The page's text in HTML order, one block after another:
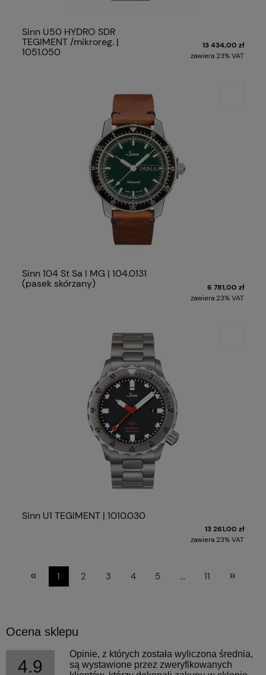
Sinn U50 HYDRO SDR
TEGIMENT /mikroreg. |
1051.050
13 434,00 zł
zawiera 23% VAT
Sinn 104 St Sa I MG | 104.0131
(pasek skórzany)
6 781,00 zł
zawiera 23% VAT
Sinn U1 TEGIMENT | 1010.030
13 261,00 zł
zawiera 23% VAT
« 1 2 3 4 5 ... 11 »
Ocena sklepu
4.9
Opinie, z których została wyliczona średnia,
są wystawione przez zweryfikowanych